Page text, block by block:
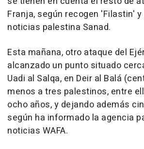
Franja, según recogen 'Filastin'
noticias palestina Sanad.
Esta mañana, otro ataque del
alcanzado un punto situado
Uadi al Salqa, en Deir al Balá
menos a tres palestinos, entre
ocho años, y dejando además
según ha informado la agencia
noticias WAFA.